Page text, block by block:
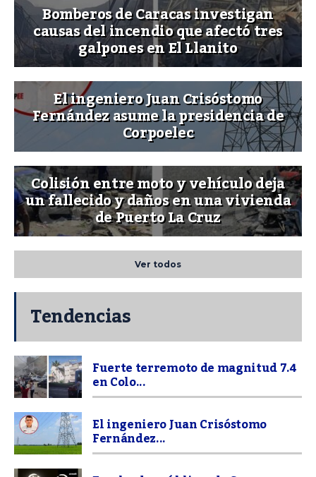
Bomberos de Caracas investigan
causas del incendio que afectó tres
galpones en El Llanito
El ingeniero Juan Crisóstomo
Fernández asume la presidencia de
Corpoelec
Colisión entre moto y vehículo deja
un fallecido y daños en una vivienda
de Puerto La Cruz
Ver todos
Tendencias
Fuerte terremoto de magnitud 7.4
en Colo...
El ingeniero Juan Crisóstomo
Fernández...